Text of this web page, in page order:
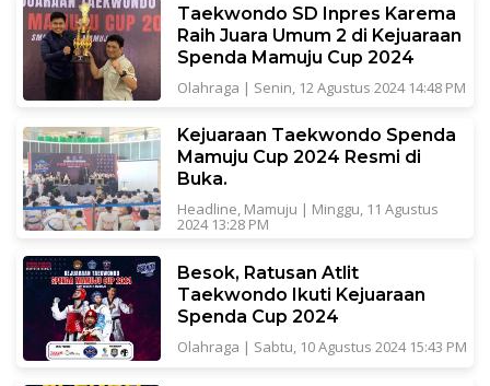
Taekwondo SD Inpres Karema
Raih Juara Umum 2 di Kejuaraan
Spenda Mamuju Cup 2024
Olahraga | Senin, 12 Agustus 2024 14:48 PM
Kejuaraan Taekwondo Spenda
Mamuju Cup 2024 Resmi di
Buka.
Headline, Mamuju | Minggu, 11 Agustus
2024 13:28 PM
Besok, Ratusan Atlit
Taekwondo Ikuti Kejuaraan
Spenda Cup 2024
Olahraga | Sabtu, 10 Agustus 2024 15:43 PM